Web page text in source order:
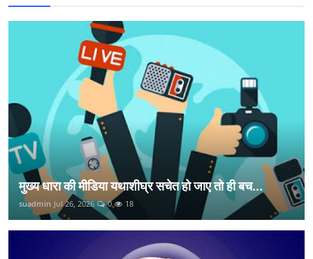
मुख्य धारा की मीडिया यथाशीघ्र सचेत हो जाए तो ही बच...
suadmin Jul 26, 2026 0 18